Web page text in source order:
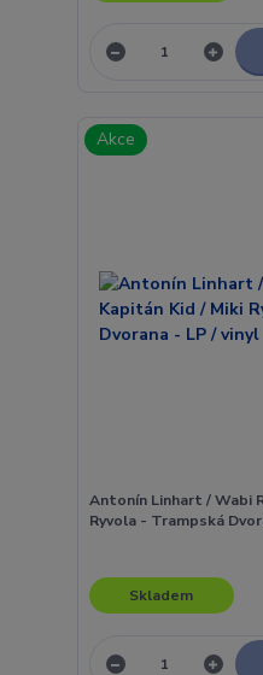
Akce
Antonín Linhart / Wabi
Ryvola - Trampská
Skladem